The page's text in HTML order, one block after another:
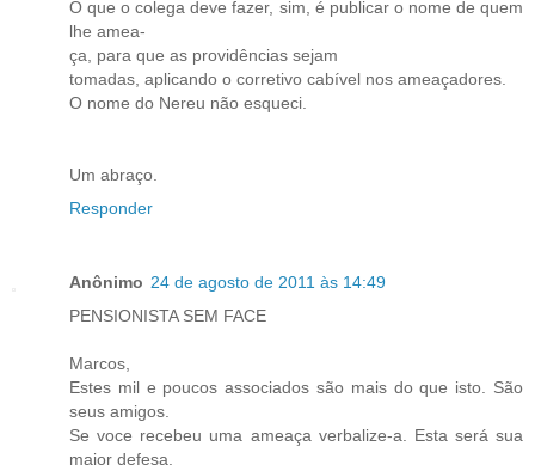
O que o colega deve fazer, sim, é publicar o nome de quem
lhe amea-
ça, para que as providências sejam
tomadas, aplicando o corretivo cabível nos ameaçadores.
O nome do Nereu não esqueci.
Um abraço.
Responder
Anônimo 24 de agosto de 2011 às 14:49
PENSIONISTA SEM FACE
Marcos,
Estes mil e poucos associados são mais do que isto. São
seus amigos.
Se voce recebeu uma ameaça verbalize-a. Esta será sua
maior defesa.